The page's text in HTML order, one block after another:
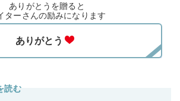
ありがとうを贈ると
ターさんの励みになります
読む